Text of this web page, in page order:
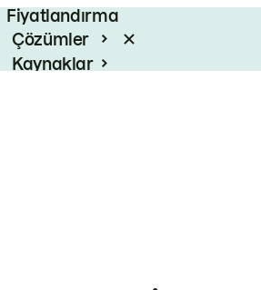
Fiyatlandırma
Çözümler
Kaynaklar